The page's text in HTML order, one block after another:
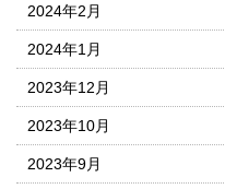
2024年2月
2024年1月
2023年12月
2023年10月
2023年9月